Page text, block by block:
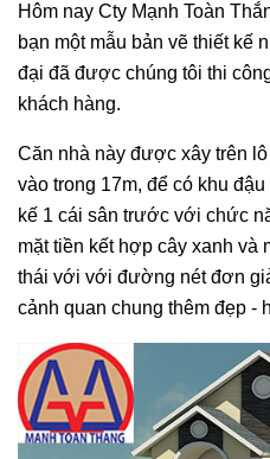
Hôm nay Cty Mạnh Toàn
bạn một mẫu bản vẽ thiết kế
đại đã được chúng tôi thi
khách hàng.
Căn nhà này được xây trên
vào trong 17m, để có khu
kế 1 cái sân trước với chức
mặt tiền kết hợp cây xanh và
thái với với đường nét đơn
cảnh quan chung thêm đẹp -